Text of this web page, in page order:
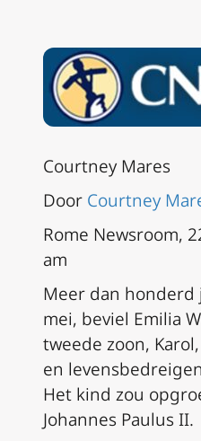
Courtney Mares
Door Courtney
Rome Newsroom,
am
Meer dan honderd
mei, beviel Emilia
tweede zoon,
en
Het kind zou
Johannes Paulus II.